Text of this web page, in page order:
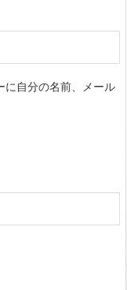
に自分の名前、メール